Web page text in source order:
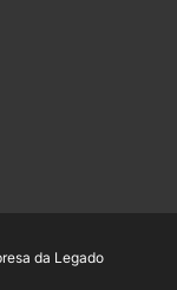
da Legado